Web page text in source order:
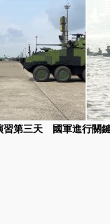
習第三天 國軍進行關